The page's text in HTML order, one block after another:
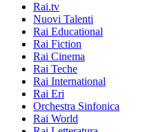
Rai.tv
Nuovi Talenti
Rai Educational
Rai Fiction
Rai Cinema
Rai Teche
Rai International
Rai Eri
Orchestra Sinfonica
Rai World